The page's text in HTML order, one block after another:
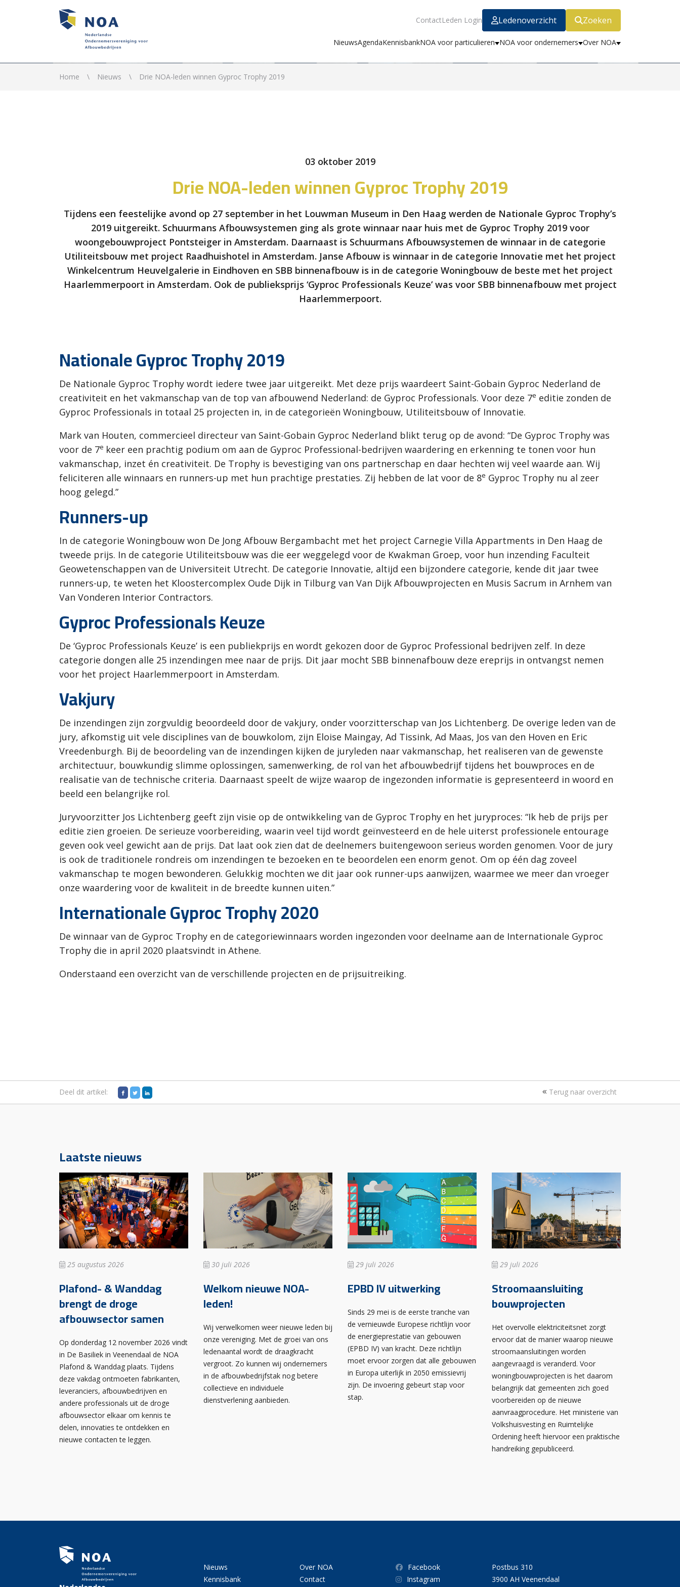
ContactLeden Login Ledenoverzicht Zoeken
NieuwsAgendaKennisbankNOA voor particulieren NOA voor ondernemers Over NOA
Home Nieuws Drie NOA-leden winnen Gyproc Trophy 2019
03 oktober 2019
Drie NOA-leden winnen Gyproc Trophy 2019
Tijdens een feestelijke avond op 27 september in het Louwman Museum in Den Haag werden de Nationale Gyproc Trophy’s
2019 uitgereikt. Schuurmans Afbouwsystemen ging als grote winnaar naar huis met de Gyproc Trophy 2019 voor
woongebouwproject Pontsteiger in Amsterdam. Daarnaast is Schuurmans Afbouwsystemen de winnaar in de categorie
Utiliteitsbouw met project Raadhuishotel in Amsterdam. Janse Afbouw is winnaar in de categorie Innovatie met het project
Winkelcentrum Heuvelgalerie in Eindhoven en SBB binnenafbouw is in de categorie Woningbouw de beste met het project
Haarlemmerpoort in Amsterdam. Ook de publieksprijs ‘Gyproc Professionals Keuze’ was voor SBB binnenafbouw met project
Haarlemmerpoort.
Nationale Gyproc Trophy 2019
De Nationale Gyproc Trophy wordt iedere twee jaar uitgereikt. Met deze prijs waardeert Saint-Gobain Gyproc Nederland de
creativiteit en het vakmanschap van de top van afbouwend Nederland: de Gyproc Professionals. Voor deze 7e editie zonden de
Gyproc Professionals in totaal 25 projecten in, in de categorieën Woningbouw, Utiliteitsbouw of Innovatie.
Mark van Houten, commercieel directeur van Saint-Gobain Gyproc Nederland blikt terug op de avond: “De Gyproc Trophy was
voor de 7e keer een prachtig podium om aan de Gyproc Professional-bedrijven waardering en erkenning te tonen voor hun
vakmanschap, inzet én creativiteit. De Trophy is bevestiging van ons partnerschap en daar hechten wij veel waarde aan. Wij
feliciteren alle winnaars en runners-up met hun prachtige prestaties. Zij hebben de lat voor de 8e Gyproc Trophy nu al zeer
hoog gelegd.”
Runners-up
In de categorie Woningbouw won De Jong Afbouw Bergambacht met het project Carnegie Villa Appartments in Den Haag de
tweede prijs. In de categorie Utiliteitsbouw was die eer weggelegd voor de Kwakman Groep, voor hun inzending Faculteit
Geowetenschappen van de Universiteit Utrecht. De categorie Innovatie, altijd een bijzondere categorie, kende dit jaar twee
runners-up, te weten het Kloostercomplex Oude Dijk in Tilburg van Van Dijk Afbouwprojecten en Musis Sacrum in Arnhem van
Van Vonderen Interior Contractors.
Gyproc Professionals Keuze
De ‘Gyproc Professionals Keuze’ is een publiekprijs en wordt gekozen door de Gyproc Professional bedrijven zelf. In deze
categorie dongen alle 25 inzendingen mee naar de prijs. Dit jaar mocht SBB binnenafbouw deze ereprijs in ontvangst nemen
voor het project Haarlemmerpoort in Amsterdam.
Vakjury
De inzendingen zijn zorgvuldig beoordeeld door de vakjury, onder voorzitterschap van Jos Lichtenberg. De overige leden van de
jury, afkomstig uit vele disciplines van de bouwkolom, zijn Eloise Maingay, Ad Tissink, Ad Maas, Jos van den Hoven en Eric
Vreedenburgh. Bij de beoordeling van de inzendingen kijken de juryleden naar vakmanschap, het realiseren van de gewenste
architectuur, bouwkundig slimme oplossingen, samenwerking, de rol van het afbouwbedrijf tijdens het bouwproces en de
realisatie van de technische criteria. Daarnaast speelt de wijze waarop de ingezonden informatie is gepresenteerd in woord en
beeld een belangrijke rol.
Juryvoorzitter Jos Lichtenberg geeft zijn visie op de ontwikkeling van de Gyproc Trophy en het juryproces: “Ik heb de prijs per
editie zien groeien. De serieuze voorbereiding, waarin veel tijd wordt geïnvesteerd en de hele uiterst professionele entourage
geven ook veel gewicht aan de prijs. Dat laat ook zien dat de deelnemers buitengewoon serieus worden genomen. Voor de jury
is ook de traditionele rondreis om inzendingen te bezoeken en te beoordelen een enorm genot. Om op één dag zoveel
vakmanschap te mogen bewonderen. Gelukkig mochten we dit jaar ook runner-ups aanwijzen, waarmee we meer dan vroeger
onze waardering voor de kwaliteit in de breedte kunnen uiten.”
Internationale Gyproc Trophy 2020
De winnaar van de Gyproc Trophy en de categoriewinnaars worden ingezonden voor deelname aan de Internationale Gyproc
Trophy die in april 2020 plaatsvindt in Athene.
Onderstaand een overzicht van de verschillende projecten en de prijsuitreiking.
Deel dit artikel: Terug naar overzicht
Laatste nieuws
25 augustus 2026
Plafond- & Wanddag
brengt de droge
afbouwsector samen
Op donderdag 12 november 2026 vindt
in De Basiliek in Veenendaal de NOA
Plafond & Wanddag plaats. Tijdens
deze vakdag ontmoeten fabrikanten,
leveranciers, afbouwbedrijven en
andere professionals uit de droge
afbouwsector elkaar om kennis te
delen, innovaties te ontdekken en
nieuwe contacten te leggen.
30 juli 2026
Welkom nieuwe NOA-
leden!
Wij verwelkomen weer nieuwe leden bij
onze vereniging. Met de groei van ons
ledenaantal wordt de draagkracht
vergroot. Zo kunnen wij ondernemers
in de afbouwbedrijfstak nog betere
collectieve en individuele
dienstverlening aanbieden.
29 juli 2026
EPBD IV uitwerking
Sinds 29 mei is de eerste tranche van
de vernieuwde Europese richtlijn voor
de energieprestatie van gebouwen
(EPBD IV) van kracht. Deze richtlijn
moet ervoor zorgen dat alle gebouwen
in Europa uiterlijk in 2050 emissievrij
zijn. De invoering gebeurt stap voor
stap.
29 juli 2026
Stroomaansluiting
bouwprojecten
Het overvolle elektriciteitsnet zorgt
ervoor dat de manier waarop nieuwe
stroomaansluitingen worden
aangevraagd is veranderd. Voor
woningbouwprojecten is het daarom
belangrijk dat gemeenten zich goed
voorbereiden op de nieuwe
aanvraagprocedure. Het ministerie van
Volkshuisvesting en Ruimtelijke
Ordening heeft hiervoor een praktische
handreiking gepubliceerd.
Nieuws
Kennisbank
Over NOA
Contact
Facebook
Instagram
Postbus 310
3900 AH Veenendaal